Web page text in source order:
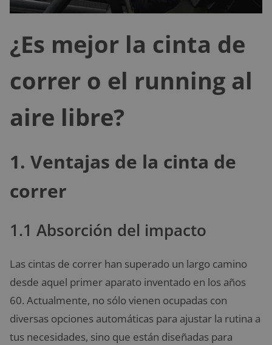
¿Es mejor la cinta de
correr o el running al
aire libre?
1. Ventajas de la cinta de
correr
1.1 Absorción del impacto
Las cintas de correr han superado un largo camino
desde aquel primer aparato inventado en los años
60. Actualmente, no sólo vienen ocupadas con
diversas opciones automáticas para ajustar la rutina a
tus necesidades, sino que están diseñadas para